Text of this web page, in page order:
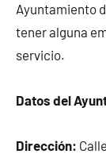
Ayuntamiento
tener alguna
servicio.
Datos del
Dirección: